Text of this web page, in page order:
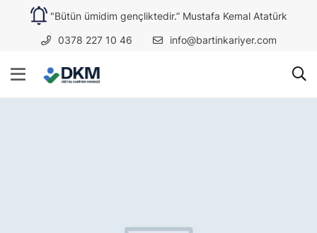
"Bütün ümidim gençliktedir.” Mustafa Kemal Atatürk
0378 227 10 46 info@bartinkariyer.com